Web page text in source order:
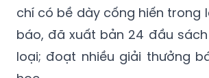
chí có bề dày cống hiến trong
báo, đã xuất bản 24 đầu
loại; đoạt nhiều giải thưởng